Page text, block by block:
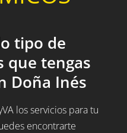
tipo de
que tengas
Doña Inés
los servicios para tu
encontrarte